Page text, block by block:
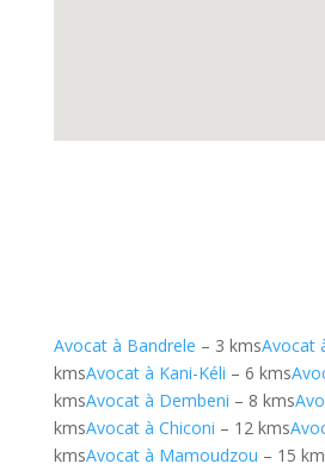
Avocat à Bandrele – 3 kmsAvocat
kmsAvocat à Kani-Kéli – 6 kms
kmsAvocat à Dembeni – 8 kms
kmsAvocat à Chiconi – 12 kms
kmsAvocat à Mamoudzou – 15